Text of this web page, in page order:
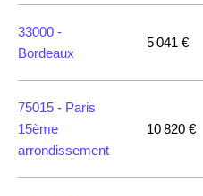
33000 -
Bordeaux
5 041 €
75015 - Paris
15ème
arrondissement
10 820 €